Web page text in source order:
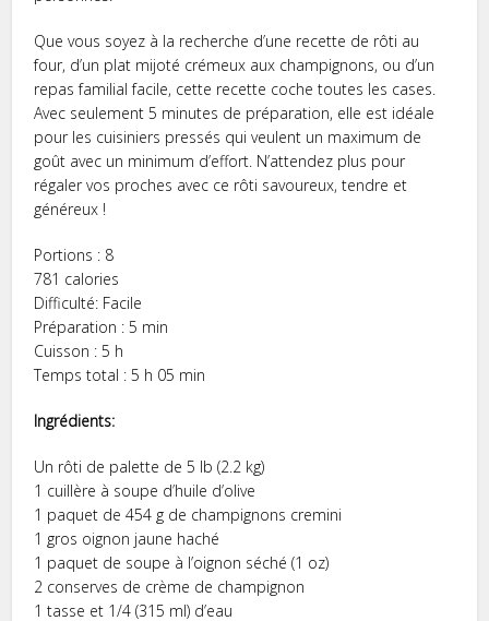
Que vous soyez à la recherche d’une recette de rôti au
four, d’un plat mijoté crémeux aux champignons, ou d’un
repas familial facile, cette recette coche toutes les cases.
Avec seulement 5 minutes de préparation, elle est idéale
pour les cuisiniers pressés qui veulent un maximum de
goût avec un minimum d’effort. N’attendez plus pour
régaler vos proches avec ce rôti savoureux, tendre et
généreux !
Portions : 8
781 calories
Difficulté: Facile
Préparation : 5 min
Cuisson : 5 h
Temps total : 5 h 05 min
Ingrédients:
Un rôti de palette de 5 lb (2.2 kg)
1 cuillère à soupe d’huile d’olive
1 paquet de 454 g de champignons cremini
1 gros oignon jaune haché
1 paquet de soupe à l’oignon séché (1 oz)
2 conserves de crème de champignon
1 tasse et 1/4 (315 ml) d’eau